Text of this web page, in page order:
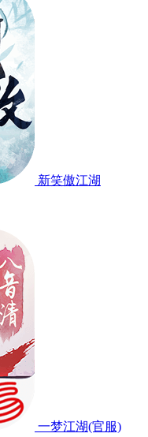
新笑傲江湖
一梦江湖(官服)